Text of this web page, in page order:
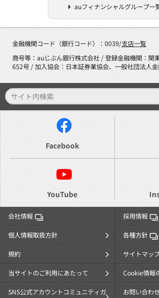
auフィナンシャルグループ一
金融機関コード（銀行コード）：0039/支店一覧
商号等：auじぶん銀行株式会社 / 登録金融機関：関東財務局長（登金）第
652号 / 加入協会：日本証券業協会、一般社団法
Facebook
YouTube
会社情報 採用情報
個人情報取扱方針 各種方針
規約 サイトマッ
当サイトのご利用にあたって Cookie情報
SNS公式アカウントコミュニティガ
お問い合わ